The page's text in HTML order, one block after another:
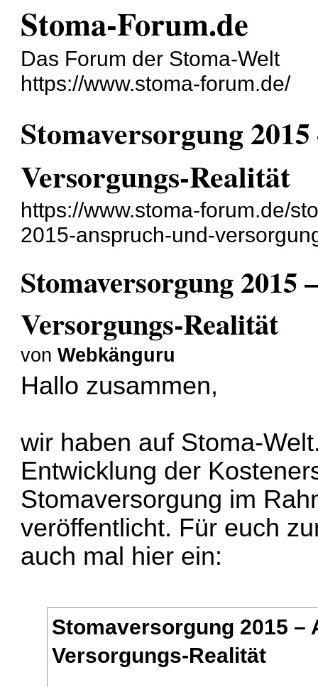
Stoma-Forum.de
Das Forum der Stoma-Welt
https://www.stoma-forum.de/
Stomaversorgung
Versorgungs-Realität
https://www.stoma-forum.de/
2015-anspruch-und-
Stomaversorgung 2015
Versorgungs-Realität
vonWebkänguru
Hallo zusammen,
wir haben auf Stoma-
Entwicklung der
Stomaversorgung im
veröffentlicht. Für euch
auch mal hier ein:
Stomaversorgung 2015 –
Versorgungs-Realität